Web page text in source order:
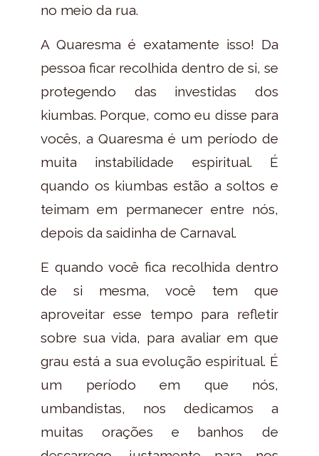
no meio da rua.
A Quaresma é exatamente isso! Da
pessoa ficar recolhida dentro de si, se
protegendo das investidas dos
kiumbas. Porque, como eu disse para
vocês, a Quaresma é um período de
muita instabilidade espiritual. É
quando os kiumbas estão a soltos e
teimam em permanecer entre nós,
depois da saidinha de Carnaval.
E quando você fica recolhida dentro
de si mesma, você tem que
aproveitar esse tempo para refletir
sobre sua vida, para avaliar em que
grau está a sua evolução espiritual. É
um período em que nós,
umbandistas, nos dedicamos a
muitas orações e banhos de